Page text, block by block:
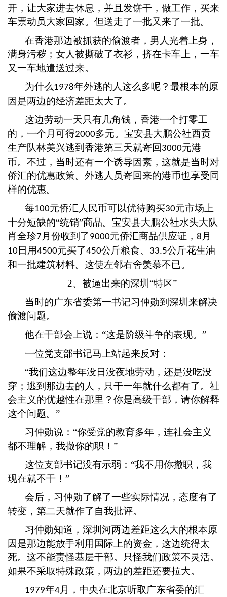
开，让大家进去休息，并且发饼干，做工作，买来
车票动员大家回家。但送走了一批又来了一批。
在香港那边被抓获的偷渡者，男人光着上身，
满身污秽；女人被撕破了衣衫，挤在卡车上，一车
又一车地遣送过来。
为什么1978年外逃的人这么多呢？最根本的原
因是两边的经济差距太大了。
这边劳动一天只有几角钱，香港一个打零工
的，一个月可得2000多元。宝安县大鹏公社西贡
生产队林美兴逃到香港第三天就寄回 3000元港
币。不过，当时还有一个诱导因素，这就是当时对
侨汇的优惠政策。外逃人员寄回来的港币也享受同
样的优惠。
每100元侨汇人民币可以优待购买30元市场上
十分短缺的“统销”商品。宝安县大鹏公社水头大队
肖全珍7 月份收到了 9000元侨汇商品供应证， 8 月
10 日用4500元买了450公斤粮食、 33.5公斤花生油
和一批建筑材料。这使左邻右舍羡慕不已。
2、被逼出来的深圳“特区”
当时的广东省委第一书记习仲勋到深圳来解决
偷渡问题。
他在干部会上说： “这是阶级斗争的表现。”
一位党支部书记马上站起来反对：
“我们这边整年没日没夜地劳动，还是没吃没
穿；逃到那边去的人，只干一年就什么都有了。社
会主义的优越性在那里？你是高级干部，请你解释
这个问题。”
习仲勋说： “你受党的教育多年，连社会主义
都不理解，我撤你的职！”
这位支部书记没有示弱： “我不用你撤职，我
现在就不干！”
会后，习仲勋了解了一些实际情况，态度有了
转变，第二天就作了自我批评。
习仲勋知道，深圳河两边差距这么大的根本原
因是那边能放手利用国际上的资金，这边统得太
死。这不能责怪基层干部。只怪我们政策不灵活。
如果不采取特殊政策，两边的差距还要拉大。
1979年4 月，中央在北京听取广东省委的汇